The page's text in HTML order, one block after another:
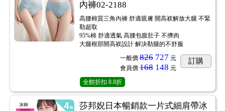
內褲02-2188
高腰棉質三角內褲 舒適親膚 開高衩解放大腿 不緊
勒超取
95%棉 舒適透氣 高腰包腹肚子 不擠肉
大腿根部開高衩設計 解決勒腿的不舒服
一般價 826727 元
會員價 168148 元
訂購
全館折扣 8.8折
莎邦婗日本暢銷款一片式細肩帶冰